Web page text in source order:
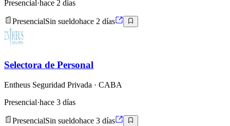
Presencial·hace 2 días
PresencialSin sueldohace 2 días
Selectora de Personal
Entheus Seguridad Privada · CABA
Presencial·hace 3 días
PresencialSin sueldohace 3 días